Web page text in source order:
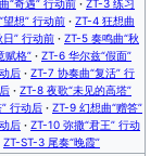
“奇遇” 行动前 · ZT-3 练习
想” 行动前 · ZT-4 狂想曲
” 行动前 · ZT-5 奏鸣曲“秋
赋格” · ZT-6 华尔兹“假面”
后 · ZT-7 协奏曲“复活” 行
· ZT-8 夜歌“未见的高塔”
行动后 · ZT-9 幻想曲“赠答”
后 · ZT-10 弥撒“君王” 行动
ZT-ST-3 尾奏“晚霞”